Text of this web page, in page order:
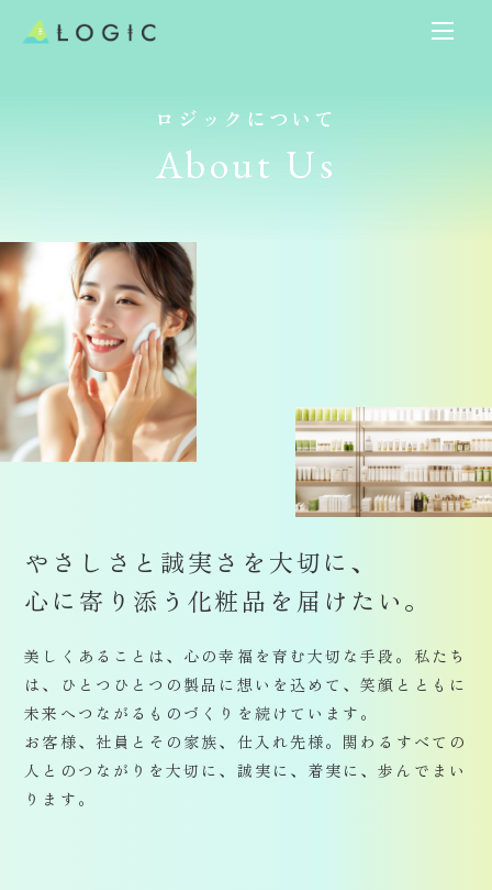
ロジックについて
About Us
やさしさと誠実さを大切に、
心に寄り添う化粧品を 届けたい。
美しくあることは、心の幸福を育む大切な手段。 私たち
は、ひとつひとつの製品に想いを込めて、笑顔とともに
未来へつながるものづくりを続けています。
お客様、社員とその家族、仕入れ先様。 関わるすべての
人とのつながりを大切に、 誠実に、着実に、歩んでまい
ります。